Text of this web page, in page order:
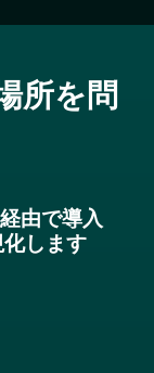
所を問
由で導入
します